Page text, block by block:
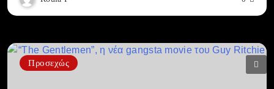
Προσεχώς